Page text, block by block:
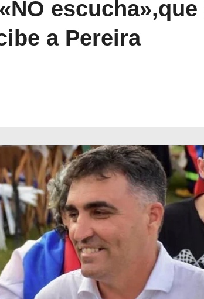
a Pereira